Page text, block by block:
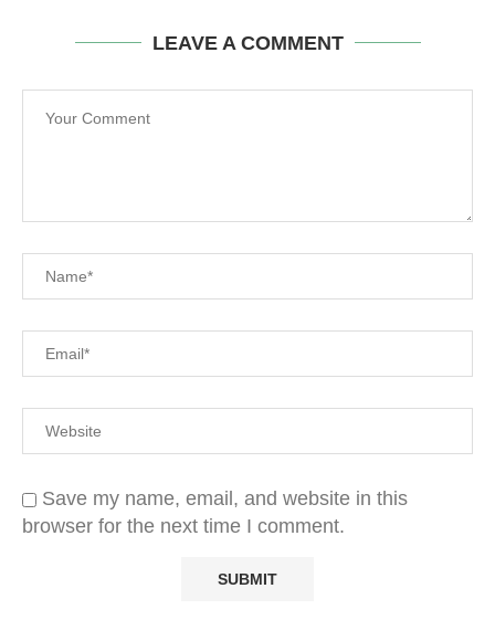
LEAVE A COMMENT
Save my name, email, and website in this
browser for the next time I comment.